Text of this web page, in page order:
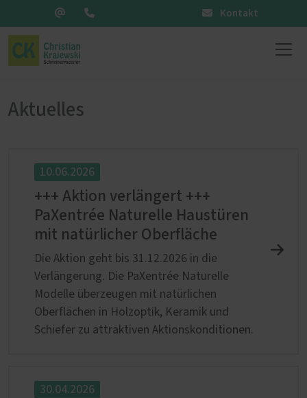
Kontakt
Aktuelles
10.06.2026
+++ Aktion verlängert +++
PaXentrée Naturelle Haustüren
mit natürlicher Oberfläche
Die Aktion geht bis 31.12.2026 in die
Verlängerung. Die PaXentrée Naturelle
Modelle überzeugen mit natürlichen
Oberflächen in Holzoptik, Keramik und
Schiefer zu attraktiven Aktionskonditionen.
30.04.2026